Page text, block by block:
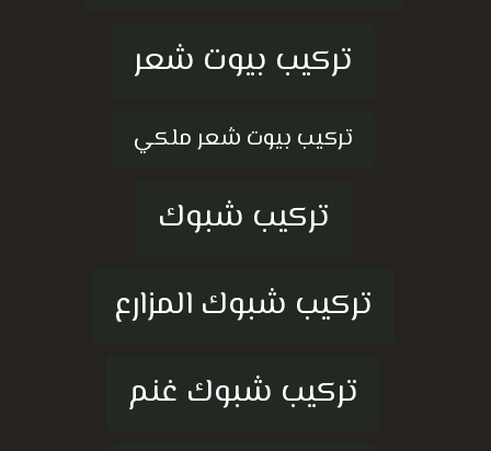
تركيب بيوت شعر
تركيب بيوت شعر ملكي
تركيب شبوك
تركيب شبوك المزارع
تركيب شبوك غنم